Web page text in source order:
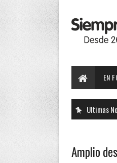
EN
Ultimas
Amplio